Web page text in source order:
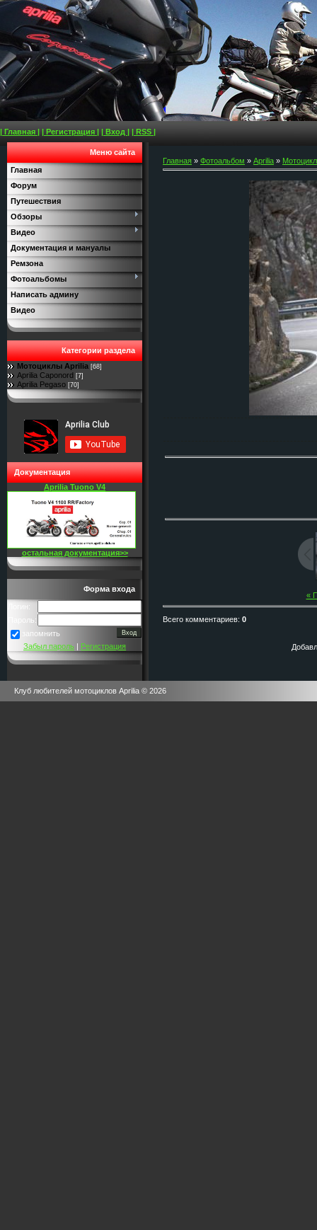
| Главная | | Регистрация | | Вход | | RSS |
Меню сайта
Главная
Форум
Путешествия
Обзоры
Видео
Документация и мануалы
Ремзона
Фотоальбомы
Написать админу
Видео
Категории раздела
Мотоциклы Aprilia [68]
Aprilia Caponord [7]
Aprilia Pegaso [70]
Документация
Aprilia Tuono V4
остальная документация>>
Форма входа
Логин:
Пароль:
запомнить
Забыл пароль | Регистрация
Главная » Фотоальбом » Aprilia »
«
Всего комментариев: 0
Клуб любителей мотоциклов Aprilia © 2026